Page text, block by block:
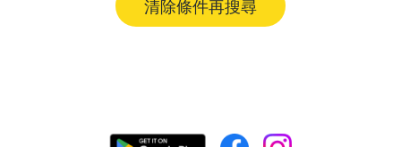
清除條件再搜尋